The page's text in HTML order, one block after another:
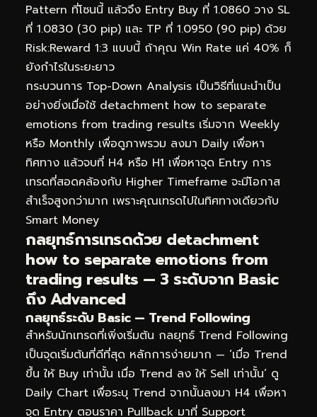
Pattern ที่โซนนี้ แล้วจึง Entry Buy ที่ 1.0860 วาง SL
ที่ 1.0830 (30 pip) และ TP ที่ 1.0950 (90 pip) ด้วย
Risk:Reward 1:3 แบบนี้ ถ้าคุณ Win Rate แค่ 40% ก็
ยังกำไรในระยะยาว
กระบวนการ Top-Down Analysis เป็นวิธีที่แนะนำเป็น
อย่างยิ่งเมื่อใช้ detachment how to separate
emotions from trading results เริ่มจาก Weekly
หรือ Monthly เพื่อดูภาพรวม ลงมา Daily เพื่อหา
ทิศทาง แล้วจบที่ H4 หรือ H1 เพื่อหาจุด Entry การ
เทรดที่สอดคล้องกับ Higher Timeframe จะมีโอกาส
สำเร็จสูงกว่ามาก เพราะคุณเทรดไปในทิศทางเดียวกับ
Smart Money
กลยุทธ์การเทรดด้วย detachment
how to separate emotions from
trading results — 3 ระดับจาก Basic
ถึง Advanced
กลยุทธ์ระดับ Basic — Trend Following
สำหรับนักเทรดที่เพิ่งเริ่มต้น กลยุทธ์ Trend Following
เป็นจุดเริ่มต้นที่ดีที่สุด หลักการง่ายมาก — ‘เมื่อ Trend
ขึ้น ให้ Buy เท่านั้น เมื่อ Trend ลง ให้ Sell เท่านั้น’ ดู
Daily Chart เพื่อระบุ Trend จากนั้นลงมา H4 เพื่อหา
จุด Entry ตอนราคา Pullback มาที่ Support